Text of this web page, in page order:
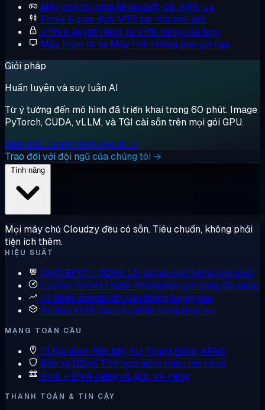
Máy chủ trò chơi Minecraft, CS, ARK, v.v.
Forex & giao dịch MT5 sát nhà môi giới
VPN & quyền riêng tưVPN riêng của bạn
Máy trạm từ xa Máy tính không bao giờ ngủ
Giải pháp
Huấn luyện và suy luận AI
Từ ý tưởng đến mô hình đã triển khai trong 60 phút. Image
PyTorch, CUDA, vLLM, và TGI cài sẵn trên mọi gói GPU.
Xem khối lượng công việc AI →
Trao đổi với đội ngũ của chúng tôi →
Mọi máy chủ Cloudzy đều có sẵn. Tiêu chuẩn, không phải
tiện ích thêm.
HIỆU SUẤT
AMD EPYC + DDR5 Lõi và bộ nhớ thế hệ mới nhất
Lưu trữ NVMe thuần Không bao giờ dùng đĩa quay
10 Gbps Bandwidth Gói thông lượng cao
Ảo hóa KVM Cách ly phần cứng thực sự
MẠNG TOÀN CẦU
13 Địa điểm Bắc Mỹ, EU, Trung Đông, APAC
Bảo vệ DDoS Tích hợp giảm thiểu tấn công
IPv6 + IPv4 riêng v6 gốc, v4 riêng
THANH TOÁN & TIN CẬY